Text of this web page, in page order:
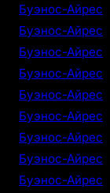
Буэнос-Айрес
Буэнос-Айрес
Буэнос-Айрес
Буэнос-Айрес
Буэнос-Айрес
Буэнос-Айрес
Буэнос-Айрес
Буэнос-Айрес
Буэнос-Айрес